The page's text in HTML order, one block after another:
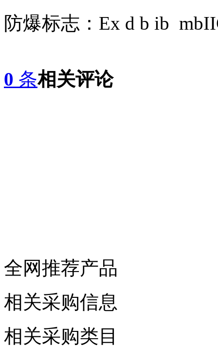
防爆标志： Ex d b ib
0 条相关评论
全网推荐产品
相关采购信息
相关采购类目